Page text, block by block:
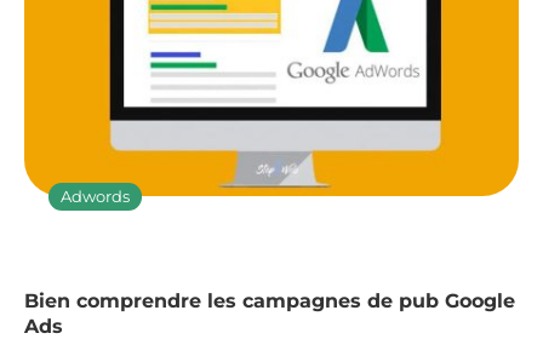
Adwords
Bien comprendre les campagnes de pub Google
Ads